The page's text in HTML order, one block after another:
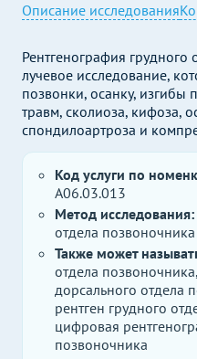
Описание исследования
Рентгенография грудного
лучевое исследование,
позвонки, осанку, изгибы
травм, сколиоза, кифоза,
спондилоартроза и
Код услуги по
A06.03.013
Метод исследования:
отдела позвоночника
Также может
отдела
дорсального отдела
рентген грудного
цифровая
позвоночника